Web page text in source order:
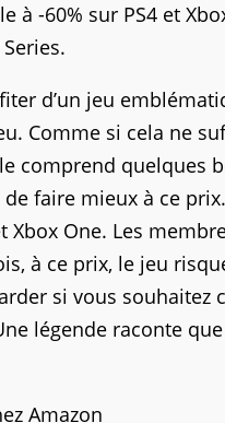
à -60% sur PS4 et
d’un jeu
Comme si cela ne
comprend quelques
faire mieux à ce
Xbox One. Les
à ce prix, le jeu
si vous
légende raconte
Amazon